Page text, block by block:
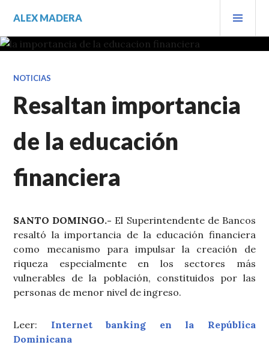
contenido.
ALEX MADERA
NOTICIAS
Resaltan importancia
de la educación
financiera
SANTO DOMINGO.- El Superintendente de Bancos
resaltó la importancia de la educación financiera
como mecanismo para impulsar la creación de
riqueza especialmente en los sectores más
vulnerables de la población, constituidos por las
personas de menor nivel de ingreso.
Leer: Internet banking en la República
Dominicana